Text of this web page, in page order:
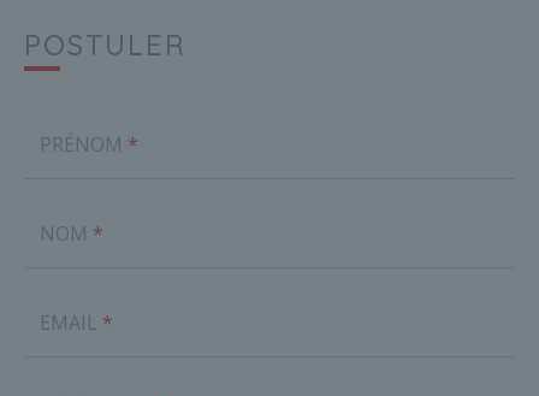
POSTULER
PRÉNOM
NOM
EMAIL